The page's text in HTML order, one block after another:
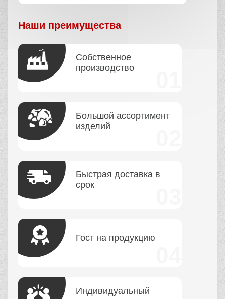
Наши преимущества
Собственное
производство
Большой ассортимент
изделий
Быстрая доставка в
срок
Гост на продукцию
Индивидуальный